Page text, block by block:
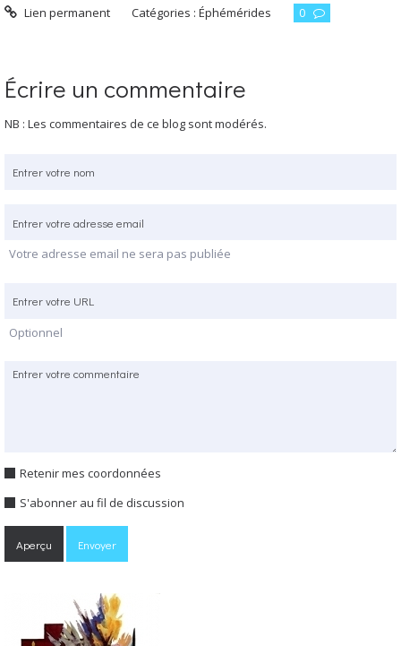
Lien permanent Catégories :Éphémérides 0
Écrire un commentaire
NB : Les commentaires de ce blog sont modérés.
Votre adresse email ne sera pas publiée
Optionnel
Retenir mes coordonnées
S'abonner au fil de discussion